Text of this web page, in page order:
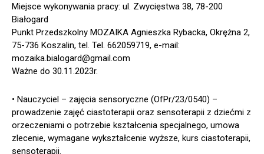
Miejsce wykonywania pracy: ul. Zwycięstwa 38, 78-200
Białogard
Punkt Przedszkolny MOZAIKA Agnieszka Rybacka, Okrężna 2,
75-736 Koszalin, tel. Tel. 662059719, e-mail:
mozaika.bialogard@gmail.com
Ważne do 30.11.2023r.
• Nauczyciel – zajęcia sensoryczne (OfPr/23/0540) –
prowadzenie zajęć ciastoterapii oraz sensoterapii z dziećmi z
orzeczeniami o potrzebie kształcenia specjalnego, umowa
zlecenie, wymagane wykształcenie wyższe, kurs ciastoterapii,
sensoterapii.